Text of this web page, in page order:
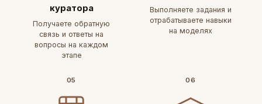
куратора
Получаете обратную
связь и ответы на
вопросы на каждом
этапе
Выполняете задания и
отрабатываете навыки
на моделях
05 06